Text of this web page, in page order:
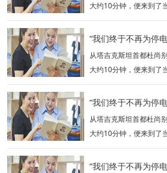
大约10分钟，便来到了
厂。这座坐落在瓦尔佐
仅为首都老百姓送去了
“我们终于不再为停
从塔吉克斯坦首都杜尚
大约10分钟，便来到了
厂。这座坐落在瓦尔佐
仅为首都老百姓送去了
“我们终于不再为停
从塔吉克斯坦首都杜尚
大约10分钟，便来到了
厂。这座坐落在瓦尔佐
仅为首都老百姓送去了
“我们终于不再为停